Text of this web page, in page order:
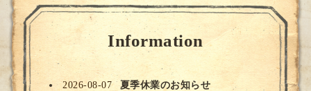
Information
2026-08-07 夏季休業のお知らせ